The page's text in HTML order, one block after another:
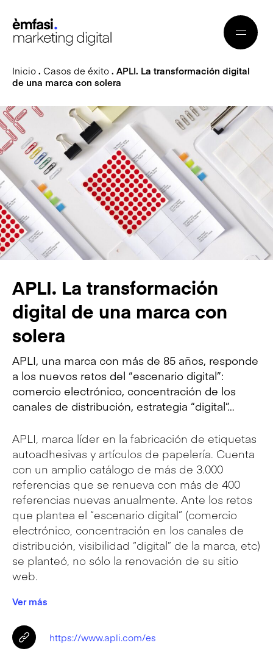
Inicio. Casos de éxito. APLI. La transformación digital
de una marca con solera
APLI. La transformación
digital de una marca con
solera
APLI, una marca con más de 85 años, responde
a los nuevos retos del “escenario digital”:
comercio electrónico, concentración de los
canales de distribución, estrategia “digital”…
APLI, marca líder en la fabricación de etiquetas
autoadhesivas y artículos de papelería. Cuenta
con un amplio catálogo de más de 3.000
referencias que se renueva con más de 400
referencias nuevas anualmente. Ante los retos
que plantea el “escenario digital” (comercio
electrónico, concentración en los canales de
distribución, visibilidad “digital” de la marca, etc)
se planteó, no sólo la renovación de su sitio
web.
Ver más
https://www.apli.com/es